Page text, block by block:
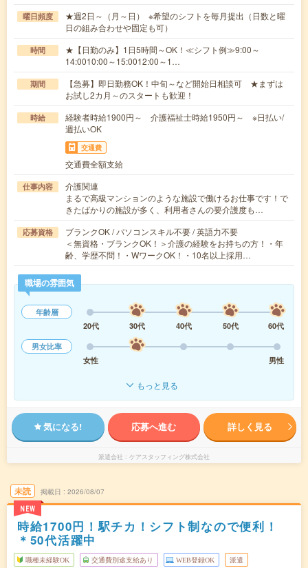
曜日頻度
★週2日～（月～日） ※希望のシフトを毎月提出（日数と曜
日の組み合わせや固定も可）
時間
★【日勤のみ】1日5時間～OK！≪シフト例≫9:00～
14:0010:00～15:0012:00～1…
期間
【急募】即日勤務OK！中旬～など開始日相談可 ★まずは
お試し2カ月～のスタートも歓迎！
時給
経験者時給1900円～ 介護福祉士時給1950円～ ※日払い/
週払いOK
交通費
交通費全額支給
仕事内容
介護関連
まるで高級マンションのような施設で働けるお仕事です！で
きたばかりの施設が多く、利用者さんの要介護度も…
応募資格
ブランクOK / パソコンスキル不要 / 英語力不要
＜無資格・ブランクOK！＞介護の経験をお持ちの方！・年
齢、学歴不問！・WワークOK！・10名以上採用…
職場の雰囲気
年齢層
20代
30代 40代 50代
60代
男女比率
女性
男性
もっと見る
気になる! 応募へ進む 詳しく見る
派遣会社 ケアスタッフィング株式会社
未読
NEW
掲載日 2026/08/07
時給1700円！駅チカ！シフト制なので便利！
＊50代活躍中
職種未経験OK 交通費別途支給あり WEB登録OK 派遣